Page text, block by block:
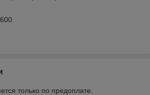
только по предоплате.